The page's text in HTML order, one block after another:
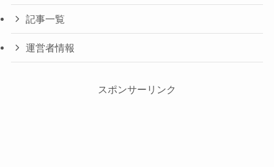
記事一覧
運営者情報
スポンサーリンク